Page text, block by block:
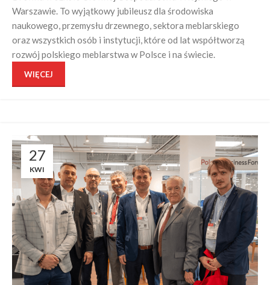
Warszawie. To wyjątkowy jubileusz dla środowiska
naukowego, przemysłu drzewnego, sektora meblarskiego
oraz wszystkich osób i instytucji, które od lat współtworzą
rozwój polskiego meblarstwa w Polsce i na świecie.
WIĘCEJ
27
KWI